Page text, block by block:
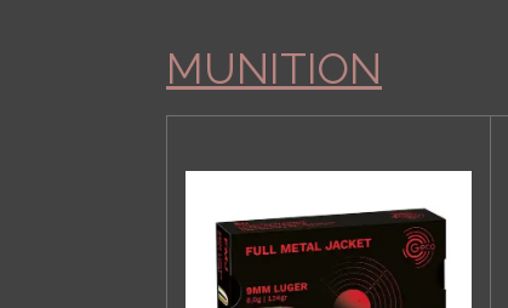
MUNITION